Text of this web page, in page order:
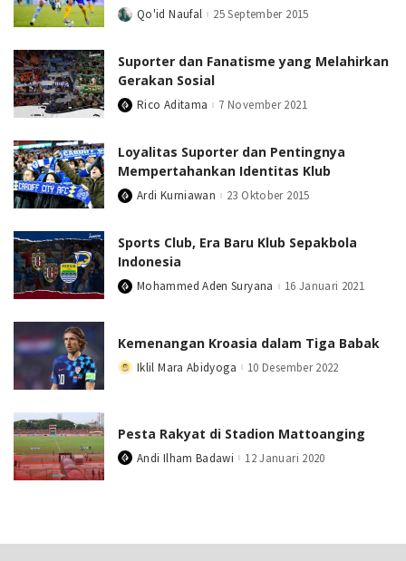
PostedQo'id Naufal 25 September 2015
Suporter dan Fanatisme yang Melahirkan
Gerakan Sosial
PostedRico Aditama 7 November 2021
Loyalitas Suporter dan Pentingnya
Mempertahankan Identitas Klub
PostedArdi Kurniawan 23 Oktober 2015
Sports Club, Era Baru Klub Sepakbola
Indonesia
PostedMohammed Aden Suryana 16 Januari 2021
Kemenangan Kroasia dalam Tiga Babak
PostedIklil Mara Abidyoga 10 Desember 2022
Pesta Rakyat di Stadion Mattoanging
PostedAndi Ilham Badawi 12 Januari 2020